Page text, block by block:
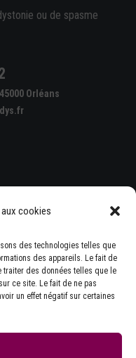
cookies
des technologies telles que
des appareils. Le fait de
traiter des données telles que le
ce site. Le fait de ne pas
un effet négatif sur certaines
ou de spasme
Orléans